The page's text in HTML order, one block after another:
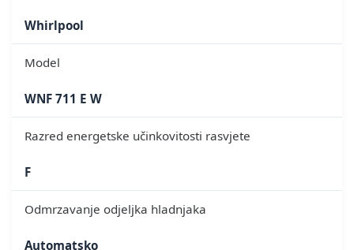
Whirlpool
Model
WNF 711 E W
Razred energetske učinkovitosti rasvjete
F
Odmrzavanje odjeljka hladnjaka
Automatsko